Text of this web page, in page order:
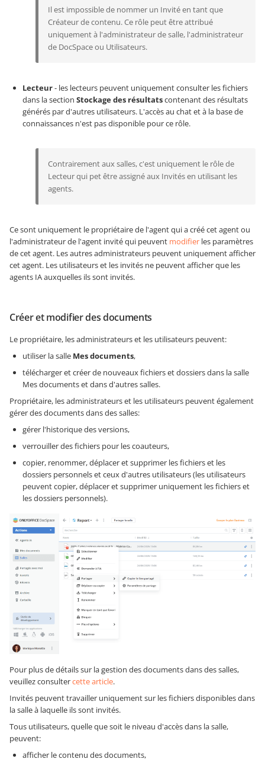
Il est impossible de nommer un Invité en tant que
Créateur de contenu. Ce rôle peut être attribué
uniquement à l'administrateur de salle, l'administrateur
de DocSpace ou Utilisateurs.
Lecteur- les lecteurs peuvent uniquement consulter les fichiers
dans la section Stockage des résultatscontenant des résultats
générés par d'autres utilisateurs. L'accès au chat et à la base de
connaissances n'est pas disponible pour ce rôle.
Contrairement aux salles, c'est uniquement le rôle de
Lecteur qui pet être assigné aux Invités en utilisant les
agents.
Ce sont uniquement le propriétaire de l'agent qui a créé cet agent ou
l'administrateur de l'agent invité qui peuvent modifier les paramètres
de cet agent. Les autres administrateurs peuvent uniquement afficher
cet agent. Les utilisateurs et les invités ne peuvent afficher que les
agents IA auxquelles ils sont invités.
Créer et modifier des documents
Le propriétaire, les administrateurs et les utilisateurs peuvent:
utiliser la salle Mes documents,
télécharger et créer de nouveaux fichiers et dossiers dans la salle
Mes documents et dans d'autres salles.
Propriétaire, les administrateurs et les utilisateurs peuvent également
gérer des documents dans des salles:
gérer l'historique des versions,
verrouiller des fichiers pour les coauteurs,
copier, renommer, déplacer et supprimer les fichiers et les
dossiers personnels et ceux d'autres utilisateurs (les utilisateurs
peuvent copier, déplacer et supprimer uniquement les fichiers et
les dossiers personnels).
Pour plus de détails sur la gestion des documents dans des salles,
veuillez consultercette article.
Invités peuvent travailler uniquement sur les fichiers disponibles dans
la salle à laquelle ils sont invités.
Tous utilisateurs, quelle que soit le niveau d'accès dans la salle,
peuvent:
afficher le contenu des documents,